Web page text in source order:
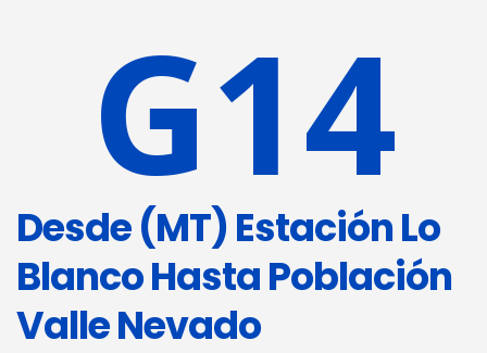
G14
Desde (MT) Estación Lo
Blanco Hasta Población
Valle Nevado